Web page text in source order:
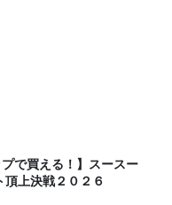
プで買える！】スースー
頂上決戦２０２６